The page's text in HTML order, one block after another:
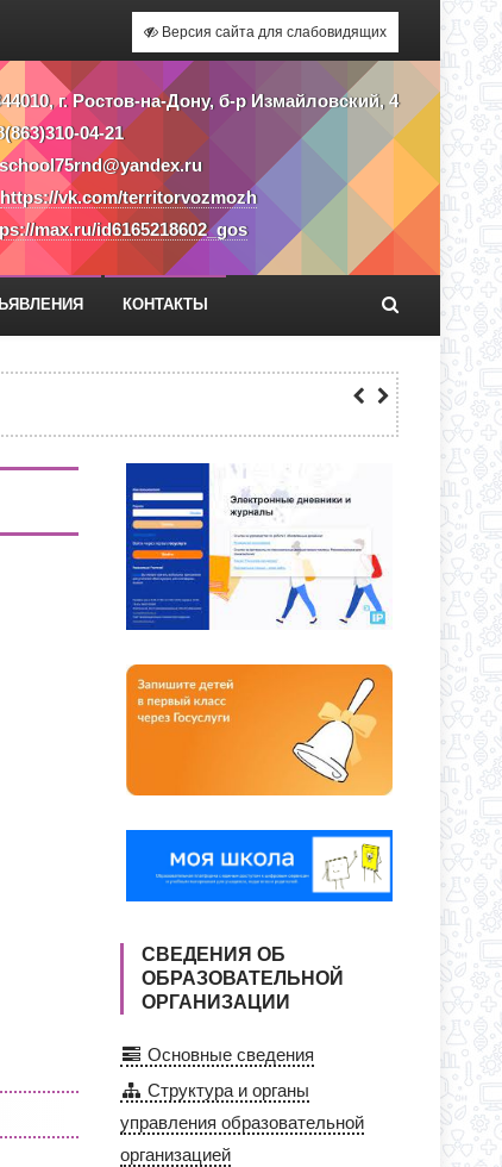
Версия сайта для слабовидящих
г. Ростов-на-Дону, б-р Измайловский, 4
04-21
https://vk.com/territorvozmozh
max.ru/id6165218602_gos
КОНТАКТЫ
ЗАЯВЛЕНИЙ В 1 КЛАСС
ПО АДРЕСУ: УЛ. Ю. ДУБИНИНА,
ЗАЯВЛЕНИЙ В 1 КЛАСС
СВЕДЕНИЯ ОБ
ОБРАЗОВАТЕЛЬНОЙ
ОРГАНИЗАЦИИ
Основные сведения
Структура и органы
управления образовательной
организацией